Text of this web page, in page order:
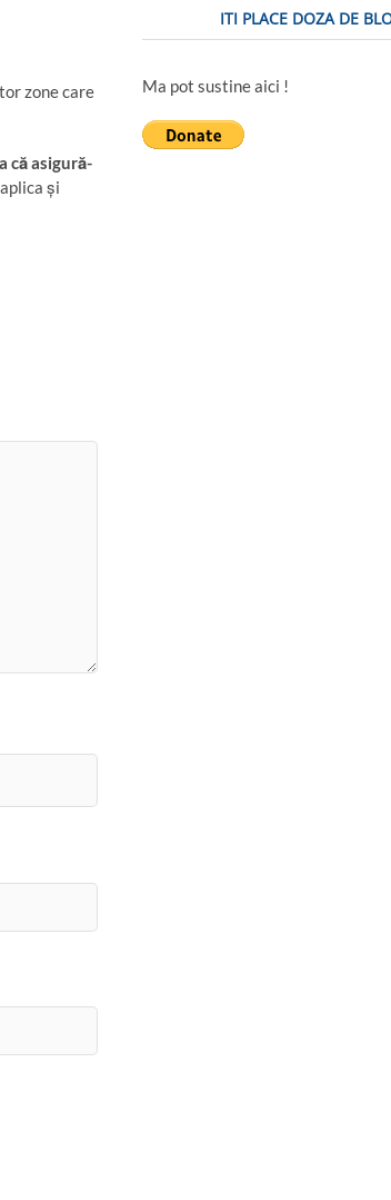
zone care
că asigură-
și
ITI PLACE DOZA DE
Ma pot sustine aici !